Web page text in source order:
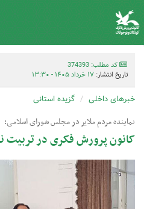
کد مطلب: 374393
تاریخ انتشار: ۱۷ خرداد ۱۴۰۵ - ۱۳:۳۰
خبرهای داخلی گزیده استانی
نماینده مردم ملایر در مجلس شورای اسلامی:
کانون پرورش فکری در تربیت